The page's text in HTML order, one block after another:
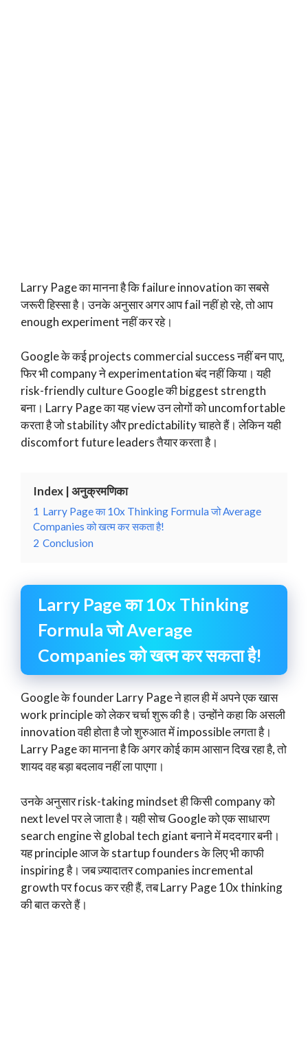
Larry Page का मानना है कि failure innovation का सबसे
जरूरी हिस्सा है। उनके अनुसार अगर आप fail नहीं हो रहे, तो आप
enough experiment नहीं कर रहे।
Google के कई projects commercial success नहीं बन पाए,
फिर भी company ने experimentation बंद नहीं किया। यही
risk-friendly culture Google की biggest strength
बना। Larry Page का यह view उन लोगों को uncomfortable
करता है जो stability और predictability चाहते हैं। लेकिन यही
discomfort future leaders तैयार करता है।
Index | अनुक्रमणिका
1 Larry Page का 10x Thinking Formula जो Average
Companies को खत्म कर सकता है!
2 Conclusion
Larry Page का 10x Thinking
Formula जो Average
Companies को खत्म कर सकता है!
Google के founder Larry Page ने हाल ही में अपने एक खास
work principle को लेकर चर्चा शुरू की है। उन्होंने कहा कि असली
innovation वही होता है जो शुरुआत में impossible लगता है।
Larry Page का मानना है कि अगर कोई काम आसान दिख रहा है, तो
शायद वह बड़ा बदलाव नहीं ला पाएगा।
उनके अनुसार risk-taking mindset ही किसी company को
next level पर ले जाता है। यही सोच Google को एक साधारण
search engine से global tech giant बनाने में मददगार बनी।
यह principle आज के startup founders के लिए भी काफी
inspiring है। जब ज़्यादातर companies incremental
growth पर focus कर रही हैं, तब Larry Page 10x thinking
की बात करते हैं।